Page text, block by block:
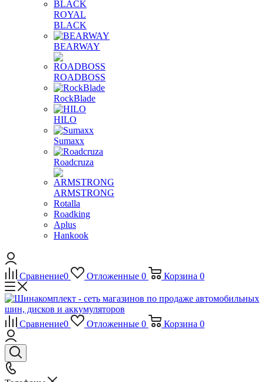
ROYAL
BLACK
BEARWAY
ROADBOSS
RockBlade
HILO
Sumaxx
Roadcruza
ARMSTRONG
Rotalla
Roadking
Aplus
Hankook
Сравнение0 Отложенные 0 Корзина 0
Сравнение0 Отложенные 0 Корзина 0